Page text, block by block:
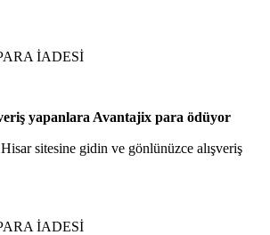
İADESİ
yapanlara Avantajix para ödüyor
sitesine gidin ve gönlünüzce alışveriş
İADESİ